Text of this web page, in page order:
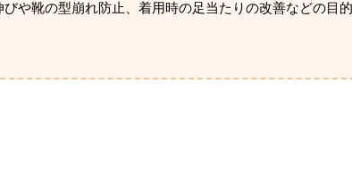
や靴の型崩れ防止、着用時の足当たりの改善などの目